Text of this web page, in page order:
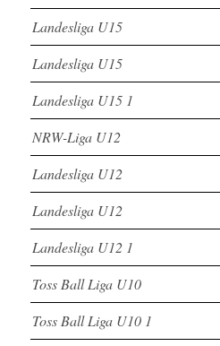
Landesliga U15
Landesliga U15
Landesliga U15 1
NRW-Liga U12
Landesliga U12
Landesliga U12
Landesliga U12 1
Toss Ball Liga U10
Toss Ball Liga U10 1